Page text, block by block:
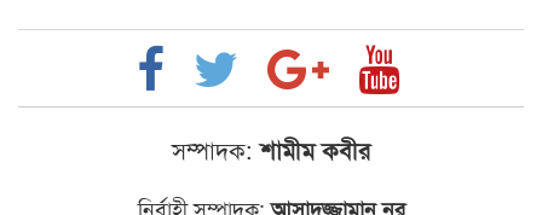
সম্পাদক: শামীম কবীর
নির্বাহী সম্পাদক: